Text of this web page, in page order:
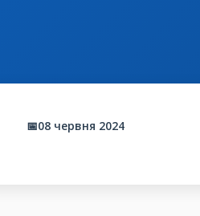
📅08 червня 2024